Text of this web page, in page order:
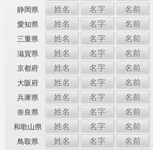
静岡県 姓名 名字 名前
愛知県 姓名 名字 名前
三重県 姓名 名字 名前
滋賀県 姓名 名字 名前
京都府 姓名 名字 名前
大阪府 姓名 名字 名前
兵庫県 姓名 名字 名前
奈良県 姓名 名字 名前
和歌山県 姓名 名字 名前
鳥取県 姓名 名字 名前